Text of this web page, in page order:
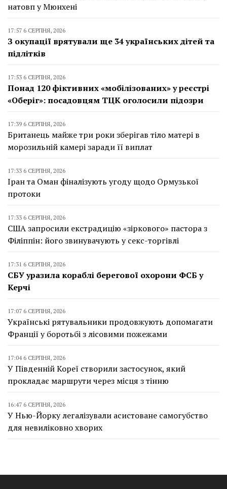
натовп у Мюнхені
17:57 6 СЕРПНЯ, 2026
З окупації врятували ще 34 українських дітей та
підлітків
17:53 6 СЕРПНЯ, 2026
Понад 120 фіктивних «мобілізованих» у реєстрі
«Оберіг»: посадовцям ТЦК оголосили підозри
17:39 6 СЕРПНЯ, 2026
Британець майже три роки зберігав тіло матері в
морозильній камері заради її виплат
17:33 6 СЕРПНЯ, 2026
Іран та Оман фіналізують угоду щодо Ормузької
протоки
17:33 6 СЕРПНЯ, 2026
США запросили екстрадицію «зіркового» пастора з
Філіппін: його звинувачують у секс-торгівлі
17:31 6 СЕРПНЯ, 2026
СБУ уразила кораблі берегової охорони ФСБ у
Керчі
17:07 6 СЕРПНЯ, 2026
Українські рятувальники продовжують допомагати
Франції у боротьбі з лісовими пожежами
17:04 6 СЕРПНЯ, 2026
У Південній Кореї створили застосунок, який
прокладає маршрути через місця з тінню
16:47 6 СЕРПНЯ, 2026
У Нью-Йорку легалізували асистоване самогубство
для невиліковно хворих